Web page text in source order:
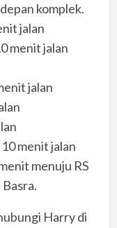
komplek.
jalan
menit jalan
jalan
menit jalan
menuju RS
Harry di